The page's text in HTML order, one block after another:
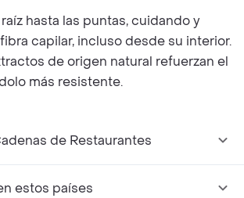
hasta las puntas, cuidando y
capilar, incluso desde su interior.
de origen natural refuerzan el
más resistente.
de Restaurantes
estos países